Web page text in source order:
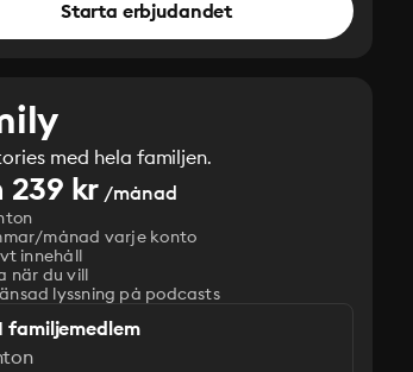
Starta erbjudandet
med hela familjen.
239 kr /månad
månad varje konto
innehåll
när du vill
lyssning på podcasts
familjemedlem